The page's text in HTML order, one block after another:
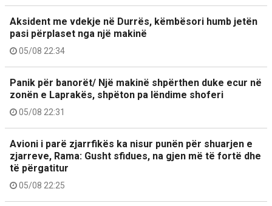
Aksident me vdekje në Durrës, këmbësori humb jetën
pasi përplaset nga një makinë
05/08 22:34
Panik për banorët/ Një makinë shpërthen duke ecur në
zonën e Laprakës, shpëton pa lëndime shoferi
05/08 22:31
Avioni i parë zjarrfikës ka nisur punën për shuarjen e
zjarreve, Rama: Gusht sfidues, na gjen më të fortë dhe
të përgatitur
05/08 22:25